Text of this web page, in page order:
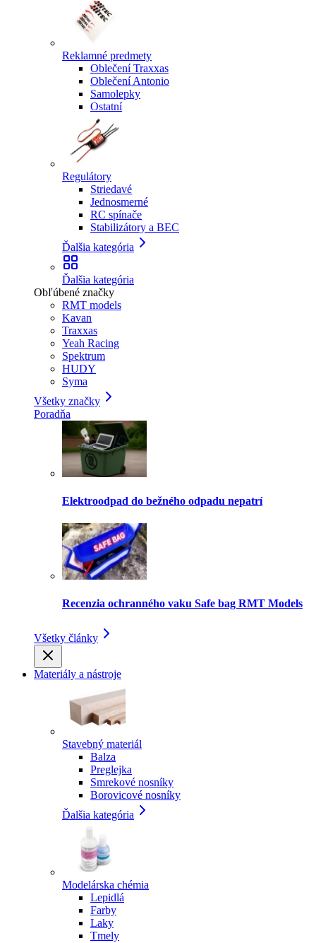
Reklamné predmety
Oblečení Traxxas
Oblečení Antonio
Samolepky
Ostatní
Regulátory
Striedavé
Jednosmerné
RC spínače
Stabilizátory a BEC
Ďalšia kategória
Ďalšia kategória
Obľúbené značky
RMT models
Kavan
Traxxas
Yeah Racing
Spektrum
HUDY
Syma
Všetky značky
Poradňa
Elektroodpad do bežného odpadu nepatrí
Recenzia ochranného vaku Safe bag RMT Models
Všetky články
Materiály a nástroje
Stavebný materiál
Balza
Preglejka
Smrekové nosníky
Borovicové nosníky
Ďalšia kategória
Modelárska chémia
Lepidlá
Farby
Laky
Tmely